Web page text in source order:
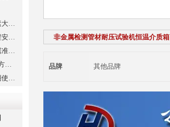
非金属检测管材耐压试验机恒温介质箱
品牌 其他品牌
管材落锤冲击试验机误差因素大揭秘
静液压爆破试验机在水坝工程安全评估中的应用
提高塑料管材试验机测试数据准确性与重复性的要点
管材静液压试验机的3大检修方法,了解一下
塑料管材超高压试验机对长期使用性能的预测能力分析